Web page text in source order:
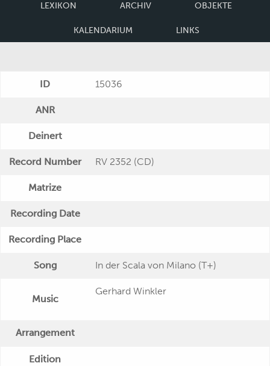
LEXIKON ARCHIV OBJEKTE
KALENDARIUM LINKS
ID 15036
ANR
Deinert
Record Number RV 2352 (CD)
Matrize
Recording Date
Recording Place
Song In der Scala von Milano (T+)
Music
Gerhard Winkler
Arrangement
Edition